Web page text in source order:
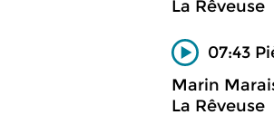
La Rêveuse
07:43
Marin
La Rêveuse